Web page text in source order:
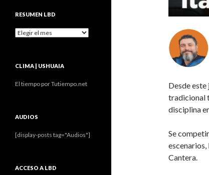
Desde
tradicional
disciplina
Se
escenarios,
Cantera.
RESUMEN LBD
Resumen
CLIMA | USHUAIA
El tiempo por Tutiempo.net
AUDIOS
[display-posts tag="Audios"]
ACCESO A LBD